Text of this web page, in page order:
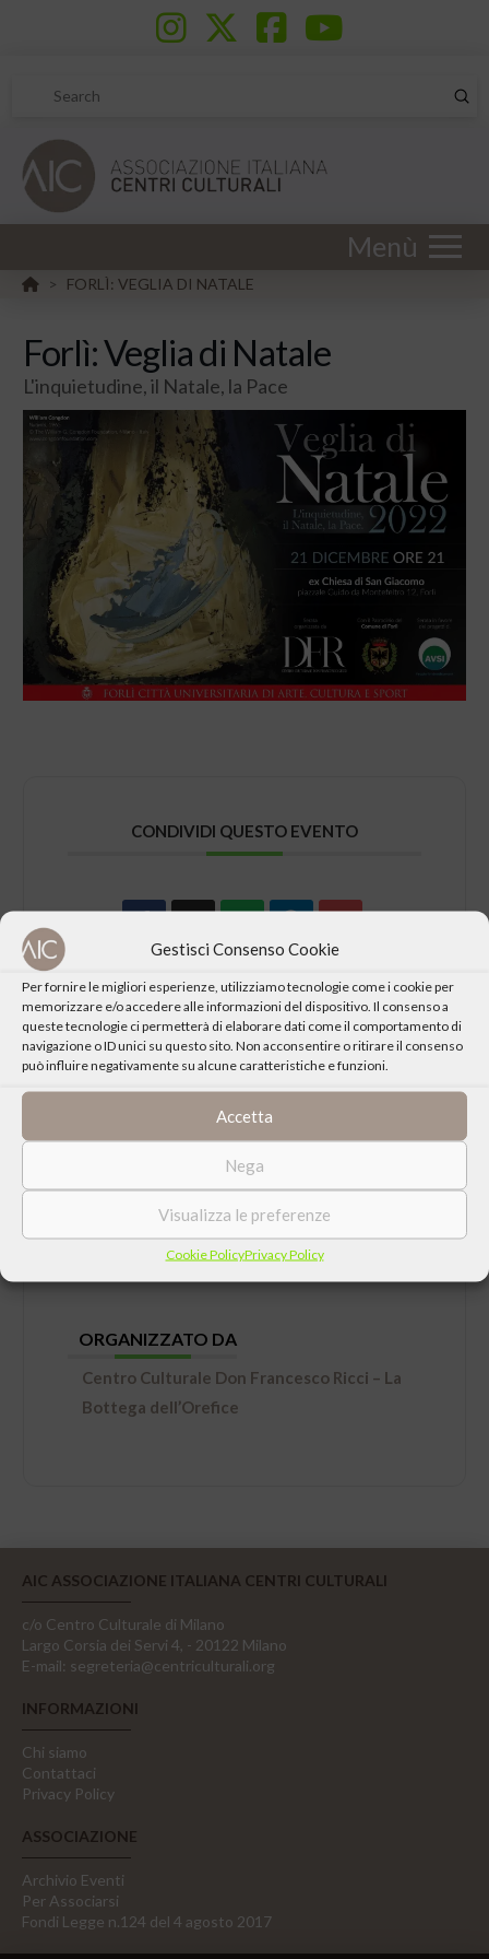
Gestisci Consenso Cookie
Per fornire le migliori esperienze, utilizziamo tecnologie come i cookie per
memorizzare e/o accedere alle informazioni del dispositivo. Il consenso a
queste tecnologie ci permetterà di elaborare dati come il comportamento di
navigazione o ID unici su questo sito. Non acconsentire o ritirare il consenso
può influire negativamente su alcune caratteristiche e funzioni.
Accetta
Nega
Visualizza le preferenze
Cookie PolicyPrivacy Policy
Search
Menù
HOME
> FORLÌ: VEGLIA DI NATALE
Forlì: Veglia di Natale
L'inquietudine, il Natale, la Pace
CONDIVIDI QUESTO EVENTO
Mercoledì 21 Dicembre 2022 ore 21:00
ex Chiesa di San Giacomo piazzale Guido da
ORGANIZZATO DA
Centro Culturale Don Francesco Ricci – La
Bottega dell’Orefice
AIC ASSOCIAZIONE ITALIANA CENTRI CULTURALI
c/o Centro Culturale di Milano
Largo Corsia dei Servi 4, - 20122 Milano
E-mail: segreteria@centriculturali.org
INFORMAZIONI
Chi siamo
Contattaci
Privacy Policy
ASSOCIAZIONE
Archivio Eventi
Per Associarsi
Fondi Legge n.124 del 4 agosto 2017